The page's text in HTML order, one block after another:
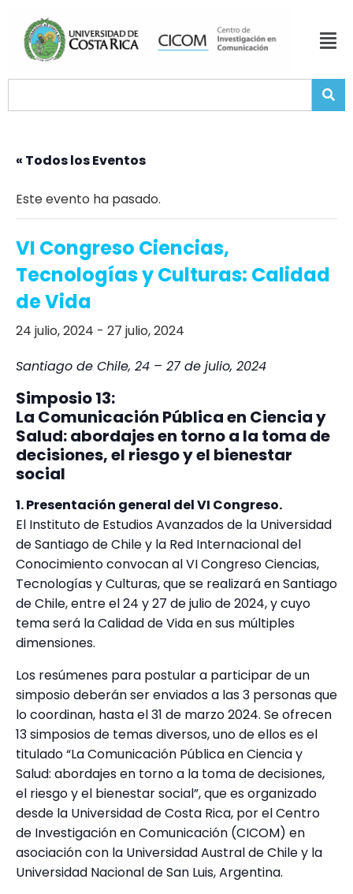
« Todos los Eventos
Este evento ha pasado.
VI Congreso Ciencias,
Tecnologías y Culturas: Calidad
de Vida
24 julio, 2024 - 27 julio, 2024
Santiago de Chile, 24 – 27 de julio, 2024
Simposio 13:
La Comunicación Pública en Ciencia y
Salud: abordajes en torno a la toma de
decisiones, el riesgo y el bienestar
social
1. Presentación general del VI Congreso.
El Instituto de Estudios Avanzados de la Universidad
de Santiago de Chile y la Red Internacional del
Conocimiento convocan al VI Congreso Ciencias,
Tecnologías y Culturas, que se realizará en Santiago
de Chile, entre el 24 y 27 de julio de 2024, y cuyo
tema será la Calidad de Vida en sus múltiples
dimensiones.
Los resúmenes para postular a participar de un
simposio deberán ser enviados a las 3 personas que
lo coordinan, hasta el 31 de marzo 2024. Se ofrecen
13 simposios de temas diversos, uno de ellos es el
titulado “La Comunicación Pública en Ciencia y
Salud: abordajes en torno a la toma de decisiones,
el riesgo y el bienestar social”, que es organizado
desde la Universidad de Costa Rica, por el Centro
de Investigación en Comunicación (CICOM) en
asociación con la Universidad Austral de Chile y la
Universidad Nacional de San Luis, Argentina.